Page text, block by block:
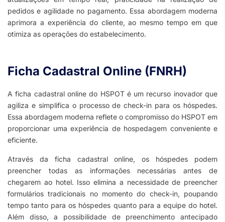
pedidos e agilidade no pagamento. Essa abordagem moderna
aprimora a experiência do cliente, ao mesmo tempo em que
otimiza as operações do estabelecimento.
Ficha Cadastral Online (FNRH)
A ficha cadastral online do HSPOT é um recurso inovador que
agiliza e simplifica o processo de check-in para os hóspedes.
Essa abordagem moderna reflete o compromisso do HSPOT em
proporcionar uma experiência de hospedagem conveniente e
eficiente.
Através da ficha cadastral online, os hóspedes podem
preencher todas as informações necessárias antes de
chegarem ao hotel. Isso elimina a necessidade de preencher
formulários tradicionais no momento do check-in, poupando
tempo tanto para os hóspedes quanto para a equipe do hotel.
Além disso, a possibilidade de preenchimento antecipado